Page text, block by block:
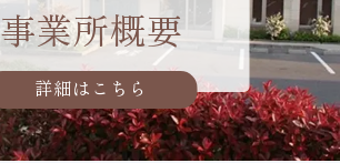
事業所概要
詳細はこちら